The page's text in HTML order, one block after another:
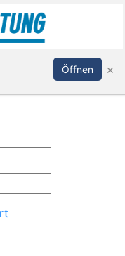
Anmelden
Öffnen ×